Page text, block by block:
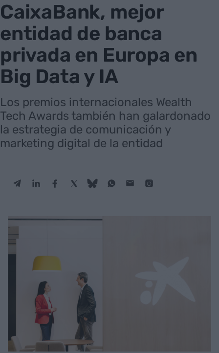
CaixaBank, mejor
entidad de banca
privada en Europa en
Big Data y IA
Los premios internacionales Wealth
Tech Awards también han galardonado
la estrategia de comunicación y
marketing digital de la entidad